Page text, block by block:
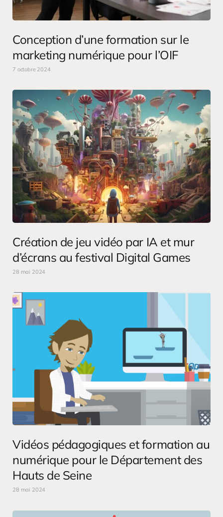
Conception d’une formation sur le
marketing numérique pour l’OIF
7 octobre 2024
Création de jeu vidéo par IA et mur
d’écrans au festival Digital Games
28 mai 2024
Vidéos pédagogiques et formation au
numérique pour le Département des
Hauts de Seine
28 mai 2024